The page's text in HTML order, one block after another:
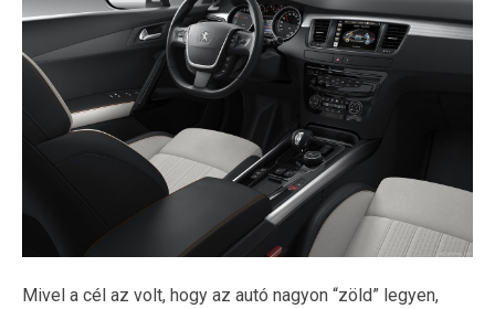
Mivel a cél az volt, hogy az autó nagyon “zöld” legyen,